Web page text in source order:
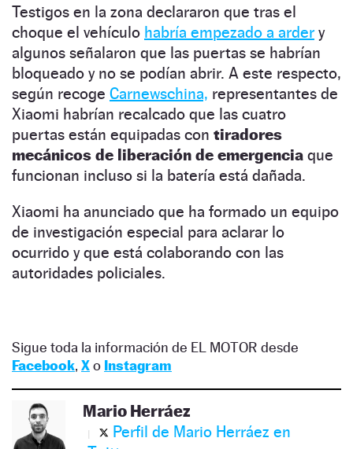
Testigos en la zona declararon que tras el
choque el vehículo habría empezado a arder y
algunos señalaron que las puertas se habrían
bloqueado y no se podían abrir. A este respecto,
según recoge Carnewschina, representantes de
Xiaomi habrían recalcado que las cuatro
puertas están equipadas con tiradores
mecánicos de liberación de emergencia que
funcionan incluso si la batería está dañada.
Xiaomi ha anunciado que ha formado un equipo
de investigación especial para aclarar lo
ocurrido y que está colaborando con las
autoridades policiales.
Sigue toda la información de EL MOTOR desde
Facebook, Xo Instagram
Mario Herráez
Perfil de Mario Herráez en